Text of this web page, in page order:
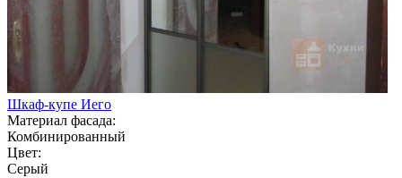
Шкаф-купе Иего
Материал фасада:
Комбинированный
Цвет:
Серый